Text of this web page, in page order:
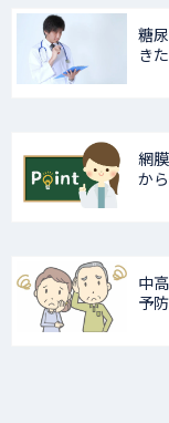
糖
き
網
か
中
予